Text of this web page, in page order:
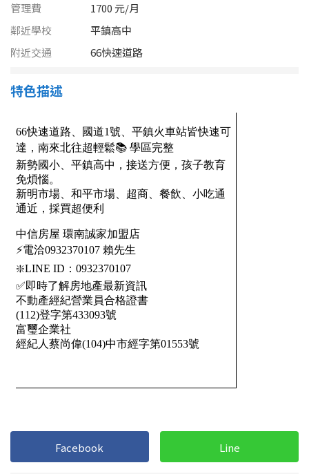
高雄市
花蓮縣
金門連江
~
不拘
地下室
1樓 2樓
3樓 4樓
5~10樓
21樓以上
~
不拘
1房
4房 5房以上
管理費
1700 元/月
鄰近學校
平鎮高中
附近交通
66快速道路
特色描述
Facebook Line